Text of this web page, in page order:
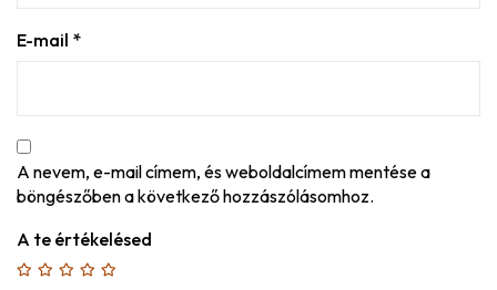
E-mail *
A nevem, e-mail címem, és weboldalcímem mentése a
böngészőben a következő hozzászólásomhoz.
A te értékelésed